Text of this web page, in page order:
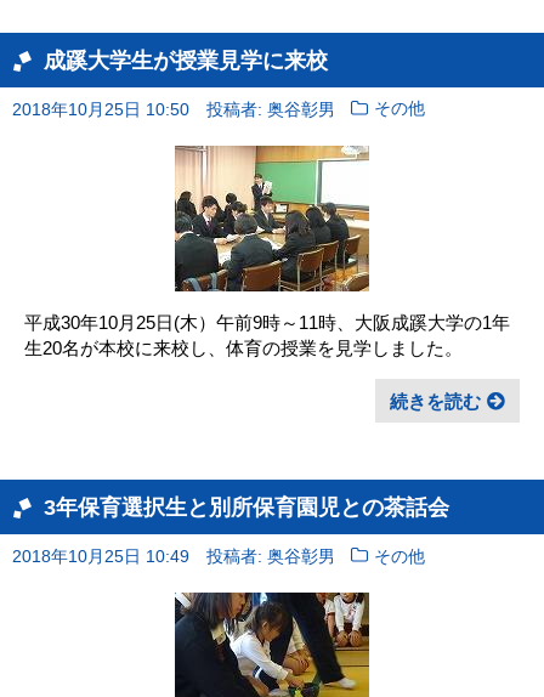
成蹊大学生が授業見学に来校
2018年10月25日 10:50 投稿者: 奥谷彰男 その他
平成30年10月25日(木）午前9時～11時、大阪成蹊大学の1年
生20名が本校に来校し、体育の授業を見学しました。
続きを読む
3年保育選択生と別所保育園児との茶話会
2018年10月25日 10:49 投稿者: 奥谷彰男 その他